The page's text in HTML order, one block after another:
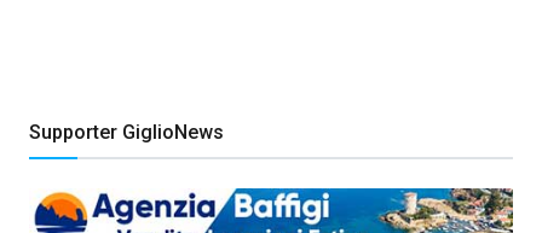
Supporter GiglioNews